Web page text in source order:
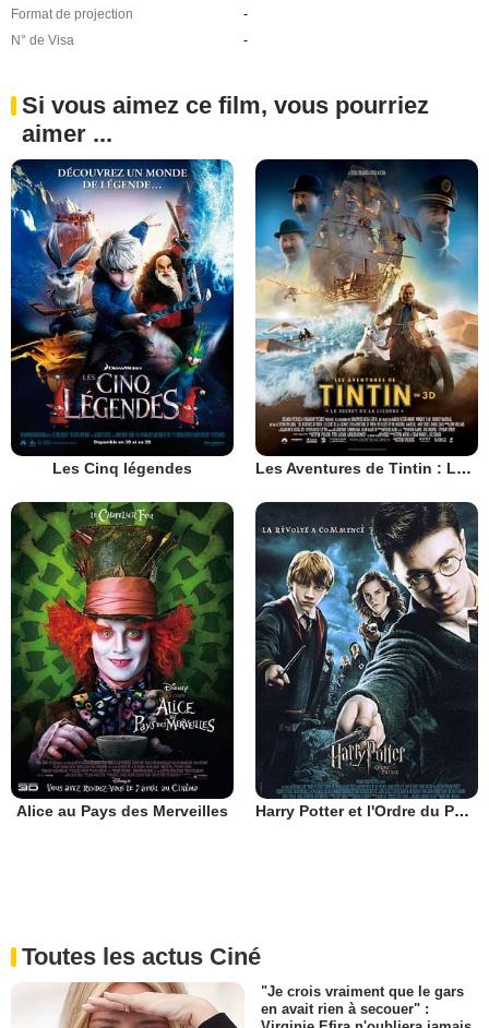
Format de projection
-
N° de Visa
-
Si vous aimez ce film, vous pourriez
aimer ...
Les Cinq légendes Les Aventures de Tintin : Le Secret de la Licorne
Alice au Pays des Merveilles Harry Potter et l'Ordre du Phénix
Toutes les actus Ciné
"Je crois vraiment que le gars
en avait rien à secouer" :